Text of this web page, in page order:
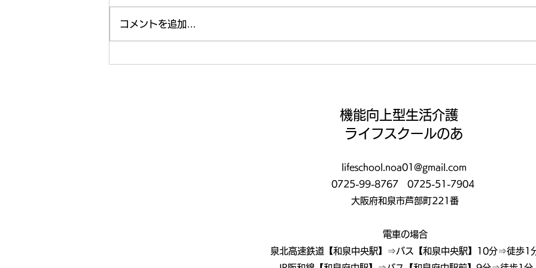
【ライフ通信５５８】 【ライフ通信５５７】 【ラ
コメントを追加…
機能向上型生活介護
ライフスクールのあ
lifeschool.noa01@gmail.com
0725-99-8767
0725-51-7904
大阪府和泉市芦部町221番
電車の場合
泉北高速鉄道【和泉中央駅】⇒バス【和泉中央駅】10分⇒徒歩1